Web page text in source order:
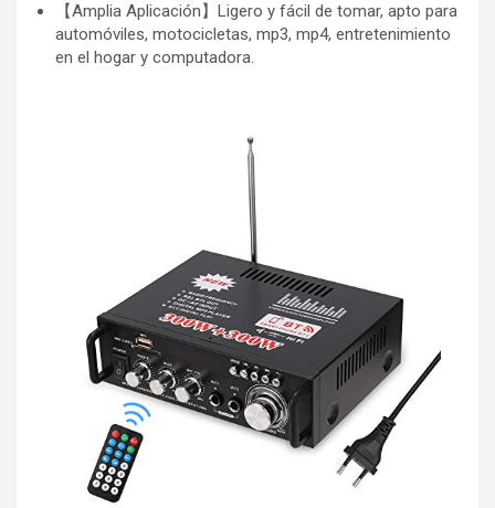
【Amplia Aplicación】Ligero y fácil de tomar, apto para
automóviles, motocicletas, mp3, mp4, entretenimiento
en el hogar y computadora.